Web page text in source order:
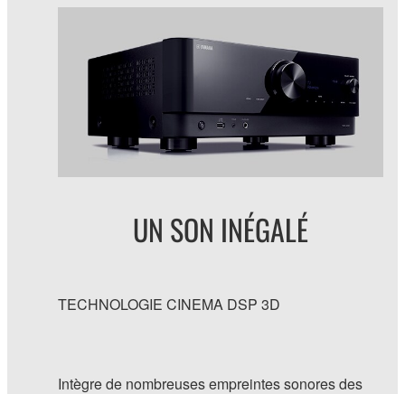
UN SON INÉGALÉ
TECHNOLOGIE CINEMA DSP 3D
Intègre de nombreuses empreintes sonores des